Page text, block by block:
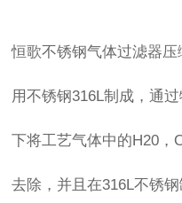
恒歌不锈钢气体过滤器
用不锈钢316L制成，通
下将工艺气体中的H20，
去除，并且在316L不锈